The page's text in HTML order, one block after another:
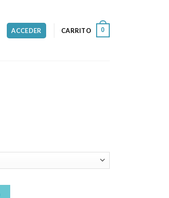
ACCEDER CARRITO 0